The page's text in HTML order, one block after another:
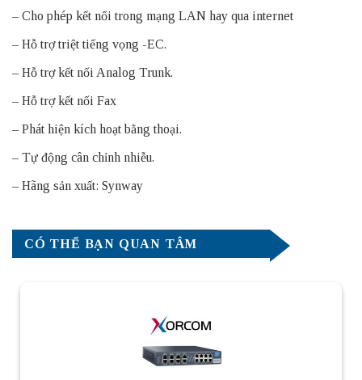
– Cho phép kết nối trong mạng LAN hay qua internet
– Hỗ trợ triệt tiếng vọng -EC.
– Hỗ trợ kết nối Analog Trunk.
– Hỗ trợ kết nối Fax
– Phát hiện kích hoạt bằng thoại.
– Tự động cân chỉnh nhiễu.
– Hãng sản xuất: Synway
CÓ THỂ BẠN QUAN TÂM